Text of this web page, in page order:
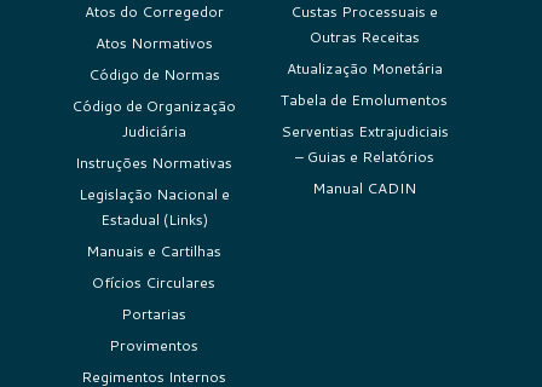
Atos do Corregedor
Atos Normativos
Código de Normas
Código de Organização
Judiciária
Instruções Normativas
Legislação Nacional e
Estadual (Links)
Manuais e Cartilhas
Ofícios Circulares
Portarias
Provimentos
Regimentos Internos
Custas Processuais e
Outras Receitas
Atualização Monetária
Tabela de Emolumentos
Serventias Extrajudiciais
– Guias e Relatórios
Manual CADIN